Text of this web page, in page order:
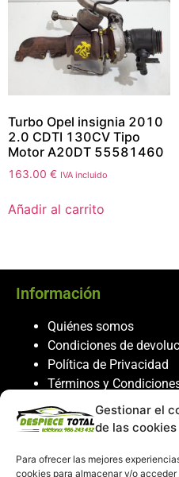
Gestionar el
de las cookies
Para ofrecer las mejores
cookies para almacenar y/o
Turbo Opel insignia 2010
2.0 CDTI 130CV Tipo
Motor A20DT 55581460
163.00 € IVA incluido
Añadir al carrito
Información
Quiénes somos
Condiciones de
Política de Privacidad
Términos y
Política de Cookies
Servicio al cliente
Contacto